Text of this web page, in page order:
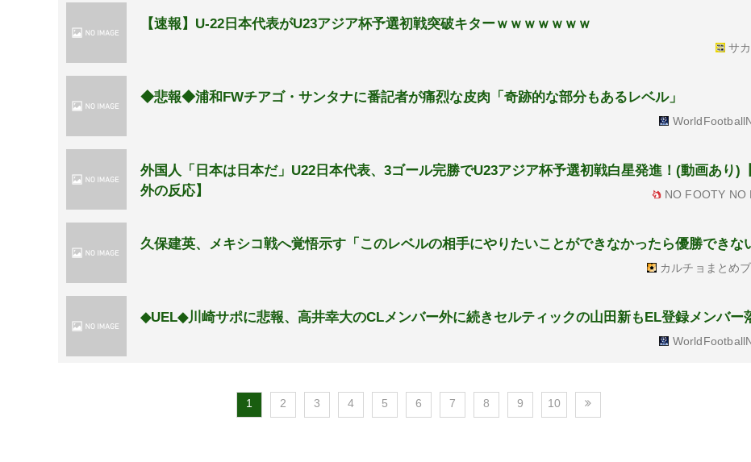
【速報】U-22日本代表がU23アジア杯予選初戦突破キターｗｗｗｗｗｗｗ
サ
◆悲報◆浦和FWチアゴ・サンタナに番記者が痛烈な皮肉「奇跡的な部分もあるレベル」
外国人「日本は日本だ」U22日本代表、3ゴール完勝でU23アジア杯予選初戦白星発進！(動画あり)
外の反応】
NO FOOTY NO
久保建英、メキシコ戦へ覚悟示す「このレベルの相手にやりたいことができなかったら優勝できな
カルチョまとめ
◆UEL◆川崎サポに悲報、高井幸大のCLメンバー外に続きセルティックの山田新もEL登録メンバー
1 2 3 4 5 6 7 8 9 10